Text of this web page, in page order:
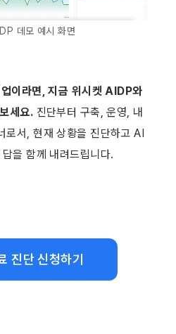
데모 예시 화면
이라면, 지금 위시켓 AIDP와
세요. 진단부터 구축, 운영, 내
로서, 현재 상황을 진단하고 AI
을 함께 내려드립니다.
진단 신청하기